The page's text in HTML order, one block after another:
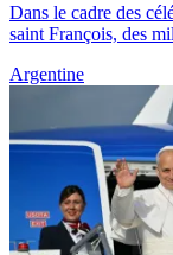
Dans le cadre des
saint François, des
Argentine